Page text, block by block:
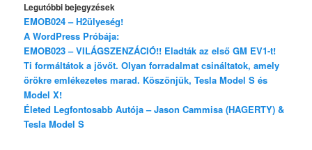
Legutóbbi bejegyzések
EMOB024 – H2ülyeség!
A WordPress Próbája:
EMOB023 – VILÁGSZENZÁCIÓ!! Eladták az első GM EV1-t!
Ti formáltátok a jövőt. Olyan forradalmat csináltatok, amely
örökre emlékezetes marad. Köszönjük, Tesla Model S és
Model X!
Életed Legfontosabb Autója – Jason Cammisa (HAGERTY) &
Tesla Model S